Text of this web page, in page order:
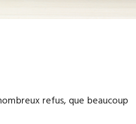
refus, que beaucoup